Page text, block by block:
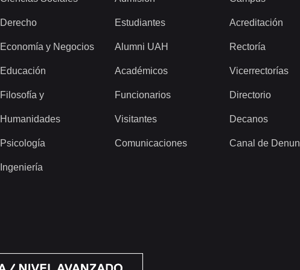
Derecho
Economía y Negocios
Educación
Filosofía y
Humanidades
Psicología
Ingeniería
Estudiantes
Alumni UAH
Académicos
Funcionarios
Visitantes
Comunicaciones
Acreditación
Rectoría
Vicerrectorías
Directorio
Decanos
Canal de